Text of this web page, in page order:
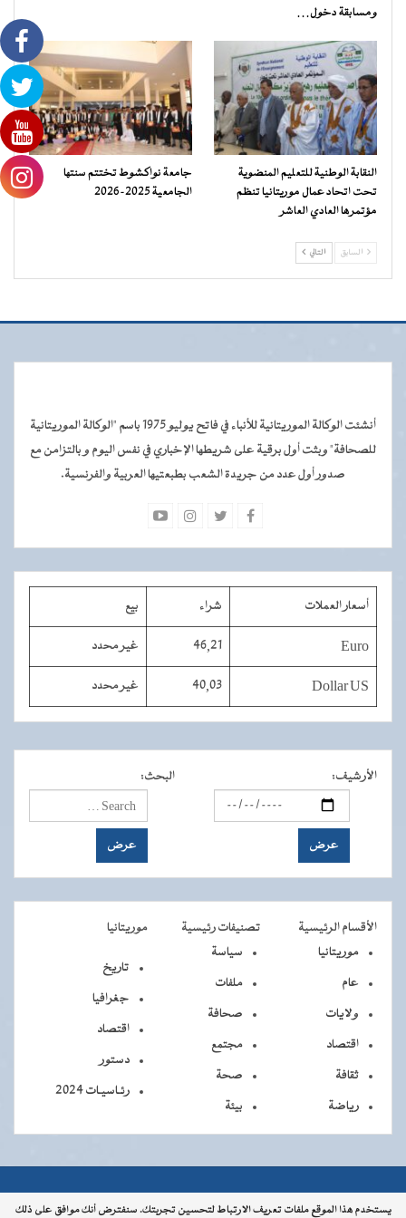
ومسابقة دخول…
النقابة الوطنية للتعليم المنضوية
تحت اتحاد عمال موريتانيا تنظم
مؤتمرها العادي العاشر
جامعة نواكشوط تختتم سنتها
الجامعية 2025-2026
السابق التالي
أنشئت الوكالة الموريتانية للأنباء في فاتح يوليو 1975 باسم "الوكالة الموريتانية
للصحافة" وبثت أول برقية على شريطها الإخباري في نفس اليوم و بالتزامن مع
صدور أول عدد من جريدة الشعب بطبعتيها العربية والفرنسية.
أسعار العملات شراء بيع
Euro
46,21 غير محدد
Dollar US
40,03 غير محدد
الأرشيف: البحث:
الأقسام الرئيسية تصنيفات رئيسية
موريتانيا
موريتانيا
عام
ولايات
اقتصاد
ثقافة
رياضة
سياسة
ملفات
صحافة
مجتمع
صحة
بيئة
تاريخ
جغرافيا
اقتصاد
دستور
رئـاسيـات 2024
جميــــع جميع الحقوق محفوظة © 2026 - الوكالة الموريتانية للأنباء
يستخدم هذا الموقع ملفات تعريف الارتباط لتحسين تجربتك. سنفترض أنك موافق على ذلك